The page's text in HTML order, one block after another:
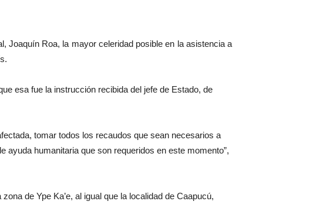
Joaquín Roa, la mayor celeridad posible en la asistencia a
esa fue la instrucción recibida del jefe de Estado, de
tomar todos los recaudos que sean necesarios a
humanitaria que son requeridos en este momento”,
de Ype Ka’e, al igual que la localidad de Caapucú,